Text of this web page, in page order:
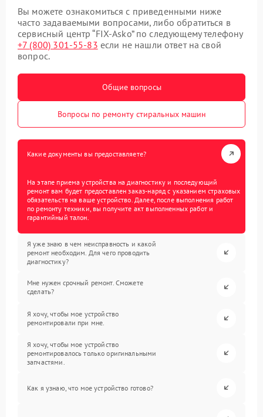
Вы можете ознакомиться с приведенными ниже
часто задаваемыми вопросами, либо обратиться в
сервисный центр “FIX-Asko” по следующему телефону
+7 (800) 301-55-83 если не нашли ответ на свой
вопрос.
Общие вопросы
Вопросы по ремонту стиральных машин
Какие документы вы предоставляете?
На этапе приема устройства на диагностику и последующий
ремонт вам будет предоставлен заказ-наряд с указанием страховых
обязательств на ваше устройство. Далее, после выполнения работ
по ремонту техники, вы получите акт выполненных работ и
гарантийный талон.
Я уже знаю в чем неисправность и какой
ремонт необходим. Для чего проводить
диагностику?
Мне нужен срочный ремонт. Сможете
сделать?
Я хочу, чтобы мое устройство
ремонтировали при мне.
Я хочу, чтобы мое устройство
ремонтировалось только оригинальными
запчастями.
Как я узнаю, что мое устройство готово?